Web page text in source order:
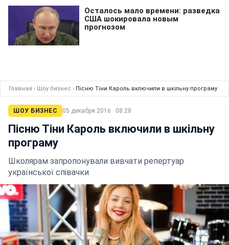
Главная › Шоу бизнес › Пісню Тіни Кароль включили в шкільну програму
ШОУ БИЗНЕС 05 декабря 2016 · 08:28
Пісню Тіни Кароль включили в шкільну
програму
Школярам запропонували вивчати репертуар
української співачки